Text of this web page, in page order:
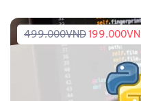
499.000VND199.000